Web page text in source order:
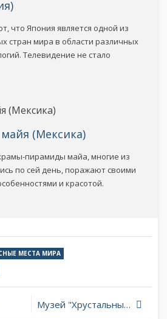
что Япония является одной из
стран мира в области различных
Телевидение не стало
(Мексика)
пирамиды майа, многие из
по сей день, поражают своими
и красотой.
МЕСТА МИРА
Музей "Хрустальные миры Сваровски"